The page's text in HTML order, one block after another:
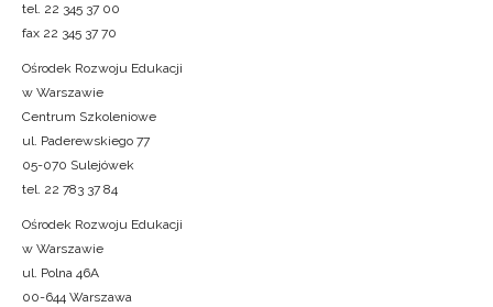
tel. 22 345 37 00
fax 22 345 37 70
Ośrodek Rozwoju Edukacji
w Warszawie
Centrum Szkoleniowe
ul. Paderewskiego 77
05-070 Sulejówek
tel. 22 783 37 84
Ośrodek Rozwoju Edukacji
w Warszawie
ul. Polna 46A
00-644 Warszawa